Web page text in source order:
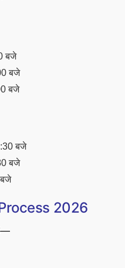
बजे
बजे
बजे
बजे
बजे
बजे
2026